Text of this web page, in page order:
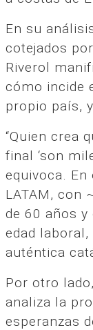
En su
cotejados por
Riverol
cómo incide
propio país,
“Quien crea
final ‘son
equivoca. En
LATAM, con
de 60 años y
edad
auténtica
Por otro
analiza la
esperanzas